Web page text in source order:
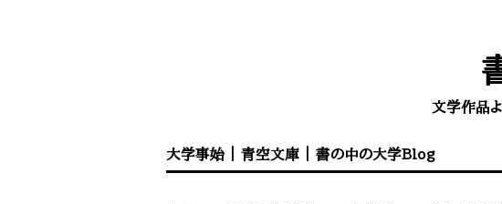
文学作品
大学事始 青空文庫 書の中の大学Blog